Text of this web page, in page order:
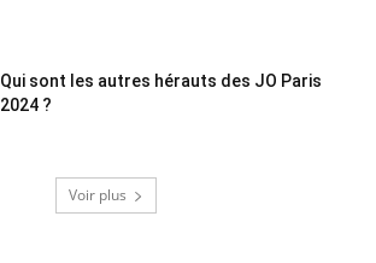
Qui sont les autres hérauts des JO Paris
2024 ?
Voir plus